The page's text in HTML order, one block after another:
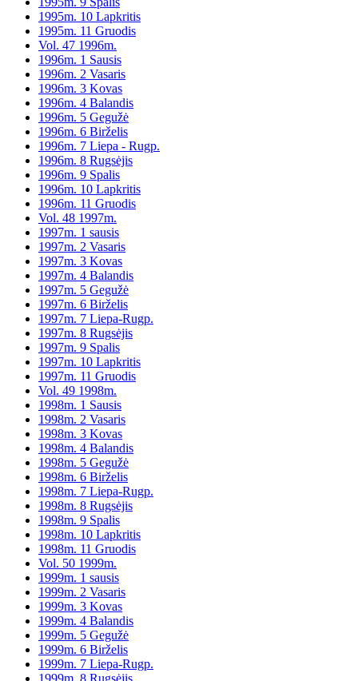
1995m. 10 Lapkritis
1995m. 11 Gruodis
Vol. 47 1996m.
1996m. 1 Sausis
1996m. 2 Vasaris
1996m. 3 Kovas
1996m. 4 Balandis
1996m. 5 Gegužė
1996m. 6 Birželis
1996m. 7 Liepa - Rugp.
1996m. 8 Rugsėjis
1996m. 9 Spalis
1996m. 10 Lapkritis
1996m. 11 Gruodis
Vol. 48 1997m.
1997m. 1 sausis
1997m. 2 Vasaris
1997m. 3 Kovas
1997m. 4 Balandis
1997m. 5 Gegužė
1997m. 6 Birželis
1997m. 7 Liepa-Rugp.
1997m. 8 Rugsėjis
1997m. 9 Spalis
1997m. 10 Lapkritis
1997m. 11 Gruodis
Vol. 49 1998m.
1998m. 1 Sausis
1998m. 2 Vasaris
1998m. 3 Kovas
1998m. 4 Balandis
1998m. 5 Gegužė
1998m. 6 Birželis
1998m. 7 Liepa-Rugp.
1998m. 8 Rugsėjis
1998m. 9 Spalis
1998m. 10 Lapkritis
1998m. 11 Gruodis
Vol. 50 1999m.
1999m. 1 sausis
1999m. 2 Vasaris
1999m. 3 Kovas
1999m. 4 Balandis
1999m. 5 Gegužė
1999m. 6 Birželis
1999m. 7 Liepa-Rugp.